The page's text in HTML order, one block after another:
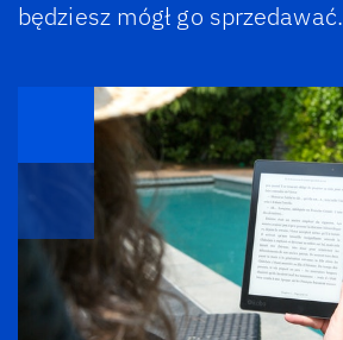
będziesz mógł go sprzedawać.